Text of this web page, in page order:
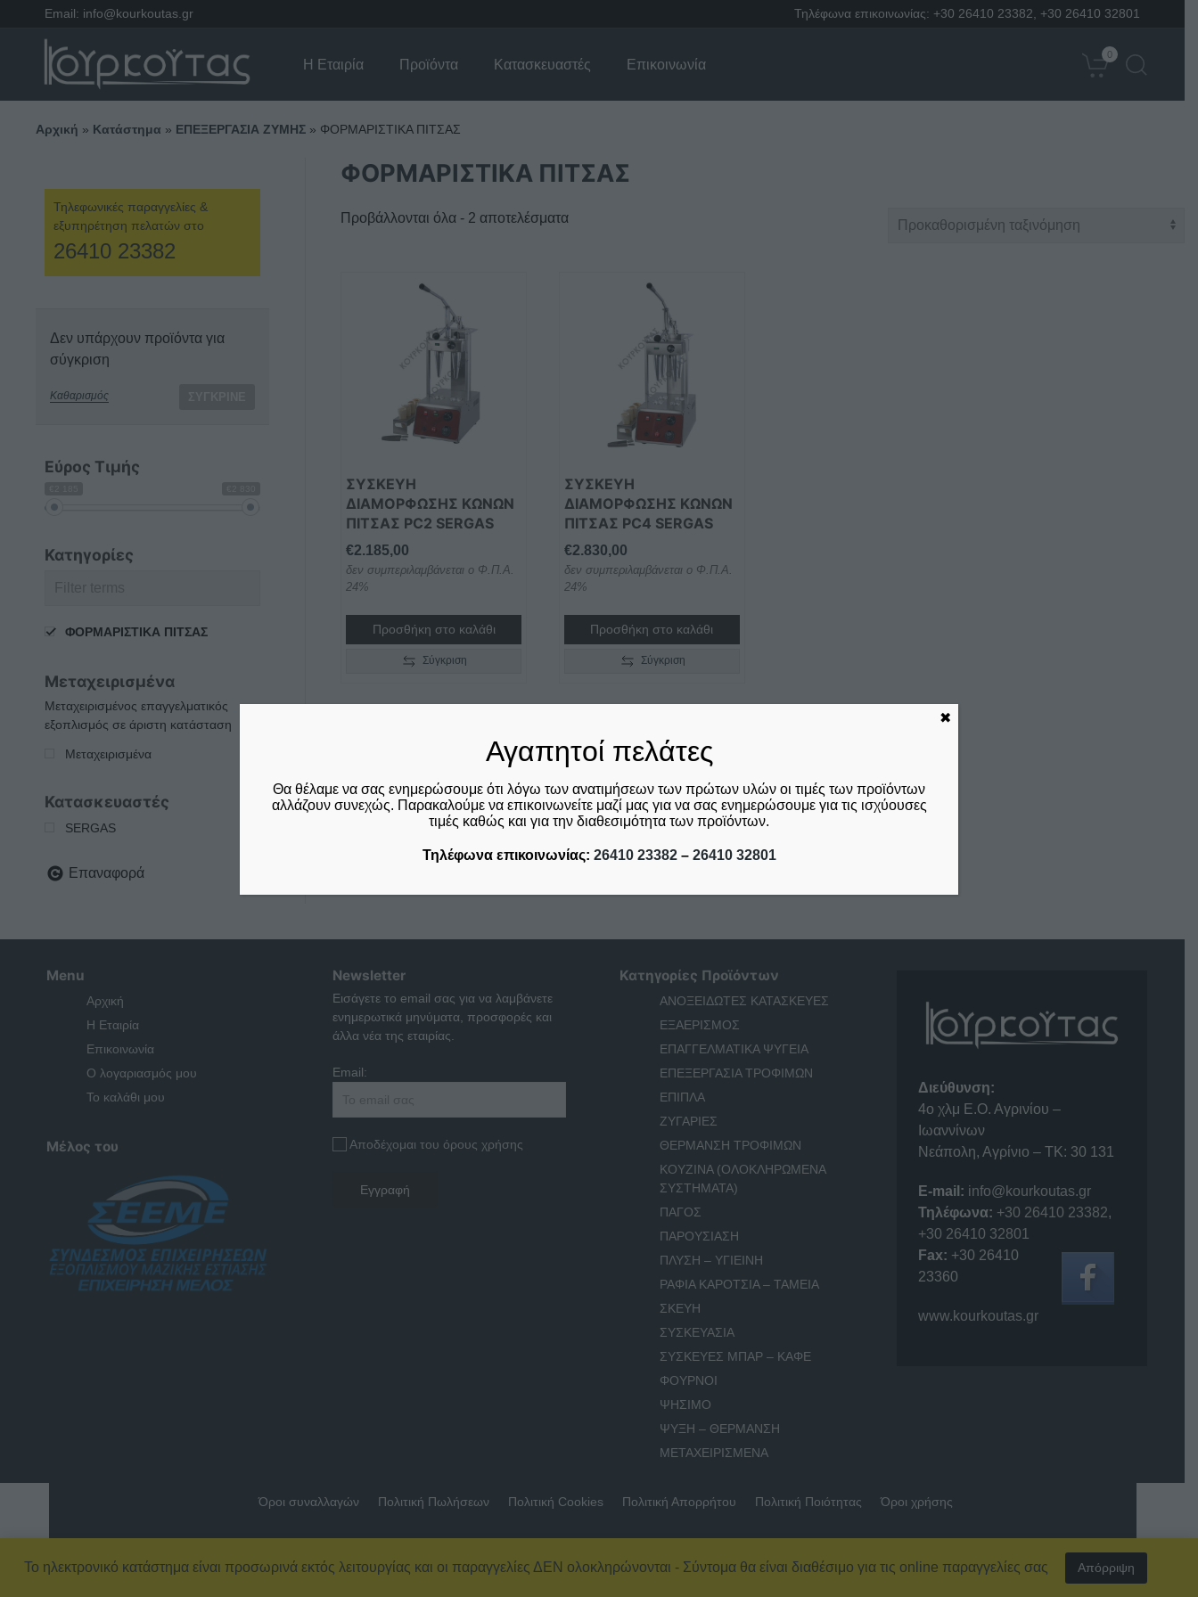
Email: info@kourkoutas.gr Τηλέφωνα επικοινωνίας: +30 26410 23382 +30 26410 32801
Η Εταιρία Προϊόντα Κατασκευαστές Επικοινωνία
0
Αρχική » Κατάστημα » ΕΠΕΞΕΡΓΑΣΙΑ ΖΥΜΗΣ » ΦΟΡΜΑΡΙΣΤΙΚΑ ΠΙΤΣΑΣ
Τηλεφωνικές παραγγελίες &
εξυπηρέτηση πελατών στο
26410 23382
Δεν υπάρχουν προϊόντα για
σύγκριση
Καθαρισμός
Εύρος Τιμής
Κατηγορίες
ΦΟΡΜΑΡΙΣΤΙΚΑ ΠΙΤΣΑΣ
Μεταχειρισμένα
Μεταχειρισμένος επαγγελματικός
εξοπλισμός σε άριστη κατάσταση
Μεταχειρισμένα
Κατασκευαστές
SERGAS
Επαναφορά
ΦΟΡΜΑΡΙΣΤΙΚΑ ΠΙΤΣΑΣ
Προβάλλονται όλα - 2 αποτελέσματα
ΣΥΣΚΕΥH
ΔΙΑΜΟΡΦΩΣΗΣ ΚΩΝΩΝ
ΠΙΤΣΑΣ PC2 SERGAS
€2.185,00
δεν συμπεριλαμβάνεται ο Φ.Π.Α.
24%
Προσθήκη στο καλάθι
Σύγκριση
ΣΥΣΚΕΥH
ΔΙΑΜΟΡΦΩΣΗΣ ΚΩΝΩΝ
ΠΙΤΣΑΣ PC4 SERGAS
€2.830,00
δεν συμπεριλαμβάνεται ο Φ.Π.Α.
24%
Προσθήκη στο καλάθι
Σύγκριση
Menu
Αρχική
Η Εταιρία
Επικοινωνία
Ο λογαριασμός μου
Το καλάθι μου
Μέλος του
Newsletter
Εισάγετε το email σας για να λαμβάνετε
ενημερωτικά μηνύματα, προσφορές και
άλλα νέα της εταιρίας.
Email:
Αποδέχομαι του όρους χρήσης
Κατηγορίες Προϊόντων
ΑΝΟΞΕΙΔΩΤΕΣ ΚΑΤΑΣΚΕΥΕΣ
ΕΞΑΕΡΙΣΜΟΣ
ΕΠΑΓΓΕΛΜΑΤΙΚΑ ΨΥΓΕΙΑ
ΕΠΕΞΕΡΓΑΣΙΑ ΤΡΟΦΙΜΩΝ
ΕΠΙΠΛΑ
ΖΥΓΑΡΙΕΣ
ΘΕΡΜΑΝΣΗ ΤΡΟΦΙΜΩΝ
ΚΟΥΖΙΝΑ (ΟΛΟΚΛΗΡΩΜΕΝΑ
ΣΥΣΤΗΜΑΤΑ)
ΠΑΓΟΣ
ΠΑΡΟΥΣΙΑΣΗ
ΠΛΥΣΗ – ΥΓΙΕΙΝΗ
ΡΑΦΙΑ ΚΑΡΟΤΣΙΑ – ΤΑΜΕΙΑ
ΣΚΕΥΗ
ΣΥΣΚΕΥΑΣΙΑ
ΣΥΣΚΕΥΕΣ ΜΠΑΡ – ΚΑΦΕ
ΦΟΥΡΝΟΙ
ΨΗΣΙΜΟ
ΨΥΞΗ – ΘΕΡΜΑΝΣΗ
ΜΕΤΑΧΕΙΡΙΣΜΕΝΑ
Διεύθυνση:
4o χλμ Ε.Ο. Αγρινίου –
Ιωαννίνων
Νεάπολη, Αγρίνιο – ΤΚ: 30 131
E-mail: info@kourkoutas.gr
Τηλέφωνα: +30 26410 23382,
+30 26410 32801
Fax: +30 26410
23360
www.kourkoutas.gr
Όροι συναλλαγών Πολιτική Πωλήσεων Πολιτική Cookies Πολιτική Απορρήτου Πολιτική Ποιότητας Όροι χρήσης
© 2026 Εξοπλισμός Καταστημάτων – ΚΟΥΡΚΟΥΤΑΣ
Το ηλεκτρονικό κατάστημα είναι προσωρινά εκτός λειτουργίας και οι παραγγελίες ΔΕΝ ολοκληρώνονται - Σύντομα θα είναι διαθέσιμο για τις online παραγγελίες σας Απόρριψη
Αγαπητοί πελάτες
Θα θέλαμε να σας ενημερώσουμε ότι λόγω των ανατιμήσεων των πρώτων υλών οι τιμές των προϊόντων
αλλάζουν συνεχώς. Παρακαλούμε να επικοινωνείτε μαζί μας για να σας ενημερώσουμε για τις ισχύουσες
τιμές καθώς και για την διαθεσιμότητα των προϊόντων.
Τηλέφωνα επικοινωνίας: 26410 23382– 26410 32801
✖